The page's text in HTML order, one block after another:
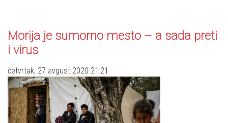
Morija je sumorno mesto – a sada preti
i virus
četvrtak, 27 avgust 2020 21:21